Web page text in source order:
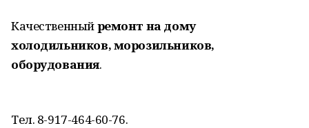
Качественныйремонт на дому
холодильников, морозильников,
оборудования.
Тел. 8-917-464-60-76.